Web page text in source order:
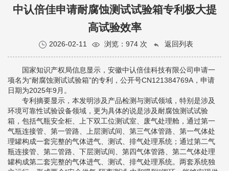
中认倍佳申请耐腐蚀测试试验箱专利极大提
高试验效率
2026-02-11 浏览： 974 次 返回列表
国家知识产权局信息显示，安徽中认倍佳科技有限公司申请一
项名为“耐腐蚀测试试验箱”的专利，公开号CN121384769A，申请
日期为2025年9月。
专利摘要显示，本发明涉及产品检测与测试领域，特别是涉及
环境可靠性试验设备领域，更为具体的说是涉及耐腐蚀测试试验
箱，包括气瓶安全柜、上下双工位测试室、废气处理舱，通过第一
气瓶连接管、第一管路、上层测试间、第三气体管路、第一气体处
理罐构成一套完整的气体进气、测试、排气处理系统；通过第二气
瓶连接管、第二管路、下层测试间、第四气体管路、第二气体处理
罐构成第二套完整的气体进气、测试、排气处理系统。两套系统独